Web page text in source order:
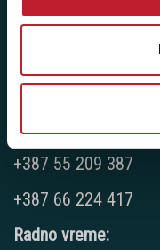
NAŠE
Bijeljina -
+387 55 209 104
+387 55 209 387
+387 66 224 417
Radno vreme: